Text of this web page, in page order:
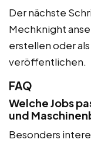
Der nächste
Mechknight
erstellen oder
veröffentlichen.
FAQ
Welche Jobs
und
Besonders